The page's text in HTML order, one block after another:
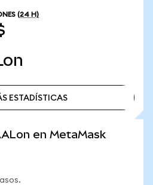
(24 H)
ESTADÍSTICAS
en MetaMask